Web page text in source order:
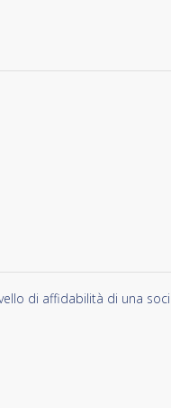
di affidabilità di una